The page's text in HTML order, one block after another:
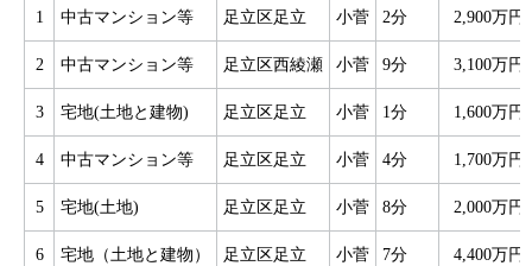
1 中古マンション等 足立区足立 小菅 2分 2,900万円
2 中古マンション等 足立区西綾瀬 小菅 9分 3,100万円
3 宅地(土地と建物) 足立区足立 小菅 1分 1,600万円
4 中古マンション等 足立区足立 小菅 4分 1,700万円
5 宅地(土地) 足立区足立 小菅 8分 2,000万円
6 宅地（土地と建物） 足立区足立 小菅 7分 4,400万円